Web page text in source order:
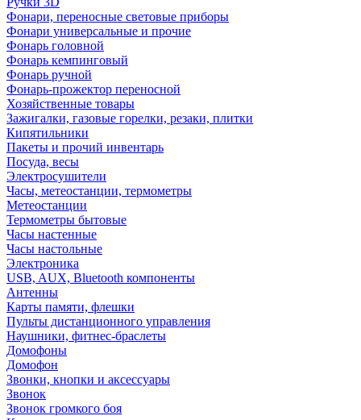
Фонари, переносные световые приборы
Фонари универсальные и прочие
Фонарь головной
Фонарь кемпинговый
Фонарь ручной
Фонарь-прожектор переносной
Хозяйственные товары
Зажигалки, газовые горелки, резаки, плитки
Кипятильники
Пакеты и прочий инвентарь
Посуда, весы
Электросушители
Часы, метеостанции, термометры
Метеостанции
Термометры бытовые
Часы настенные
Часы настольные
Электроника
USB, AUX, Bluetooth компоненты
Антенны
Карты памяти, флешки
Пульты дистанционного управления
Наушники, фитнес-браслеты
Домофоны
Домофон
Звонки, кнопки и аксессуары
Звонок
Звонок громкого боя